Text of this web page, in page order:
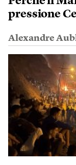
pressione
Alexandre